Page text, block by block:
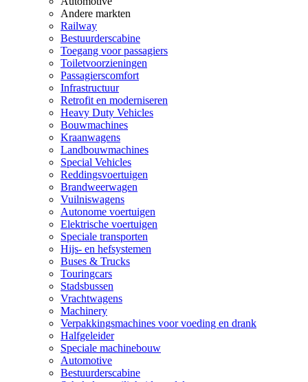
Andere markten
Railway
Bestuurderscabine
Toegang voor passagiers
Toiletvoorzieningen
Passagierscomfort
Infrastructuur
Retrofit en moderniseren
Heavy Duty Vehicles
Bouwmachines
Kraanwagens
Landbouwmachines
Special Vehicles
Reddingsvoertuigen
Brandweerwagen
Vuilniswagens
Autonome voertuigen
Elektrische voertuigen
Speciale transporten
Hijs- en hefsystemen
Buses & Trucks
Touringcars
Stadsbussen
Vrachtwagens
Machinery
Verpakkingsmachines voor voeding en drank
Halfgeleider
Speciale machinebouw
Automotive
Bestuurderscabine